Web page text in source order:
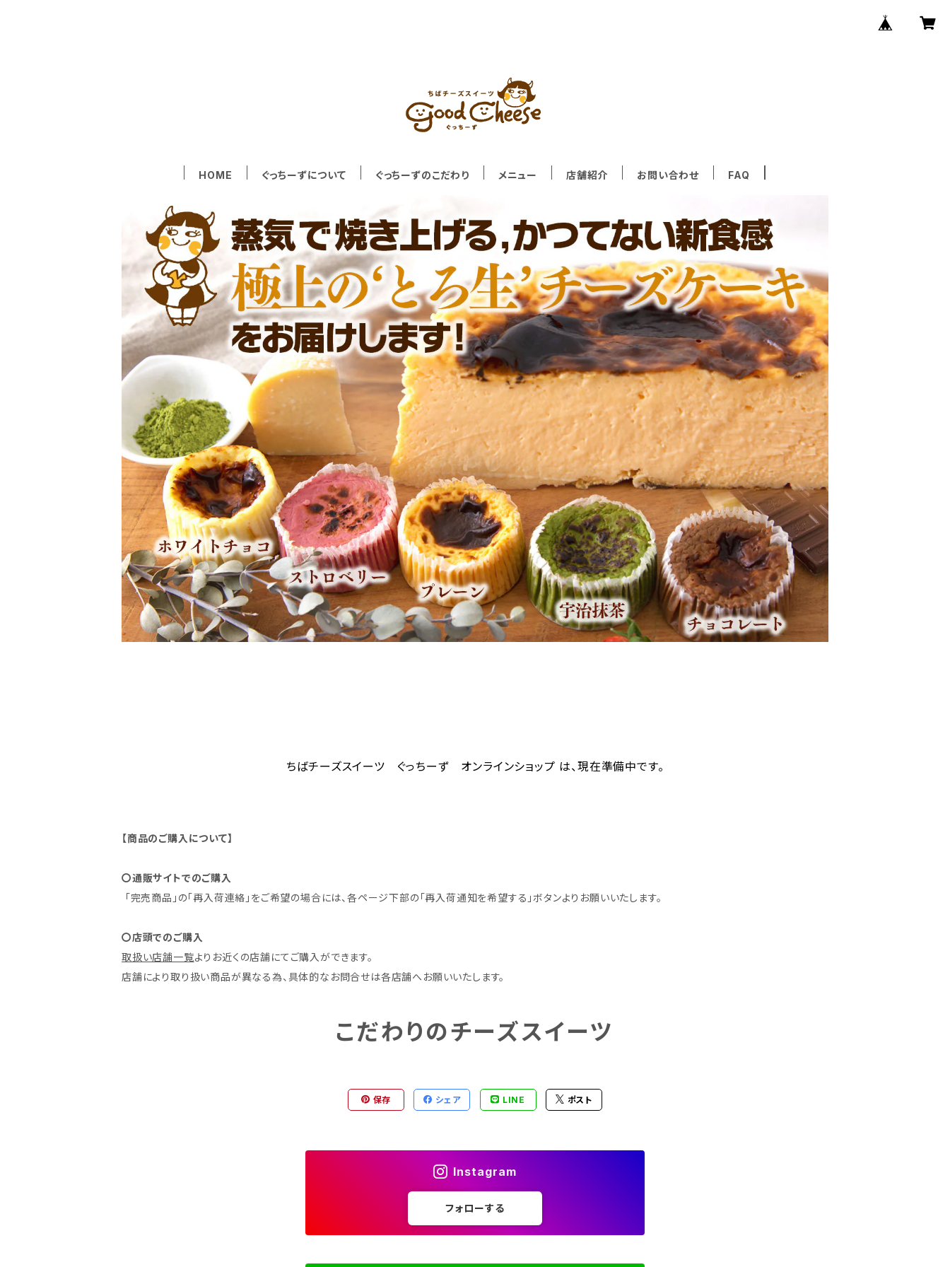
HOME ぐっちーずについて ぐっちーずのこだわり メニュー 店舗紹介 お問い合わせ FAQ
ちばチーズスイーツ ぐっちーず オンラインショップ は、現在準備中です。
【商品のご購入について】
〇通販サイトでのご購入
「完売商品」の「再入荷連絡」をご希望の場合には、各ページ下部の「再入荷通知を希望する」ボタンよりお願いいたします。
〇店頭でのご購入
取扱い店舗一覧よりお近くの店舗にてご購入ができます。
店舗により取り扱い商品が異なる為、具体的なお問合せは各店舗へお願いいたします。
こだわりのチーズスイーツ
保存 シェア LINE ポスト
Instagram
フォローする